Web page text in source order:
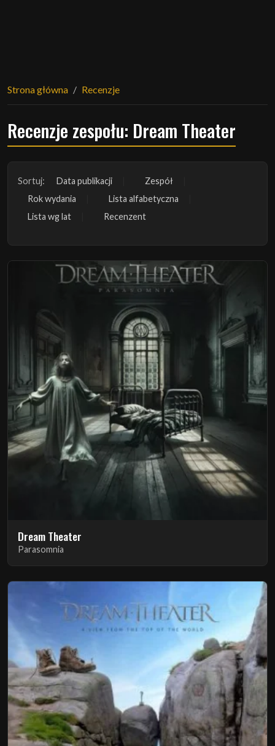
Strona główna Recenzje
Recenzje zespołu: Dream Theater
Sortuj: Data publikacji
Zespół
Rok wydania
Lista alfabetyczna
Lista wg lat
Recenzent
Dream Theater
Parasomnia